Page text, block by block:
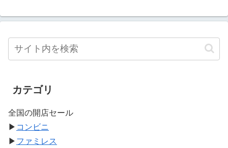
カテゴリ
全国の開店セール
▶ コンビニ
▶ ファミレス